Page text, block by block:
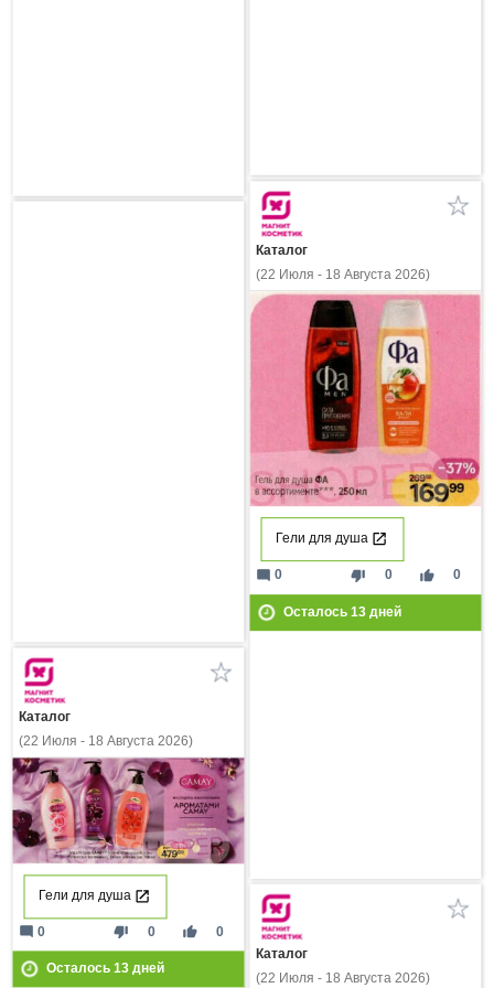
Каталог
(22 Июля - 18 Августа 2026)
Гели для душа
thumb_down 0 thumb_up 0
mode_comment 0
Осталось 13дней
Каталог
(22 Июля - 18 Августа 2026)
Гели для душа
thumb_down 0 thumb_up 0
mode_comment 0
Осталось 13дней
Каталог
(22 Июля - 18 Августа 2026)